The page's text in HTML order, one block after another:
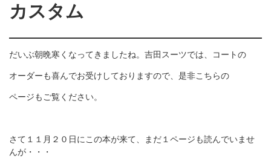
カスタム
だいぶ朝晩寒くなってきましたね。吉田スーツでは、コートの
オーダーも喜んでお受けしておりますので、 是非こちらの
ページもご覧ください。
さて１１月２０日にこの本が来て、まだ１ページも読んでいませ
んが・・・